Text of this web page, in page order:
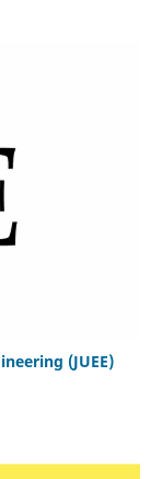
(JUEE)